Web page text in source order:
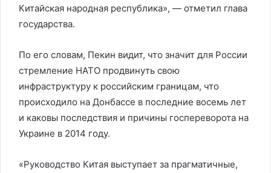
Китайская народная республика», — отметил глава
государства.
По его словам, Пекин видит, что значит для России
стремление НАТО продвинуть свою
инфраструктуру к российским границам, что
происходило на Донбассе в последние восемь лет
и каковы последствия и причины госпереворота на
Украине в 2014 году.
«Руководство Китая выступает за прагматичные,